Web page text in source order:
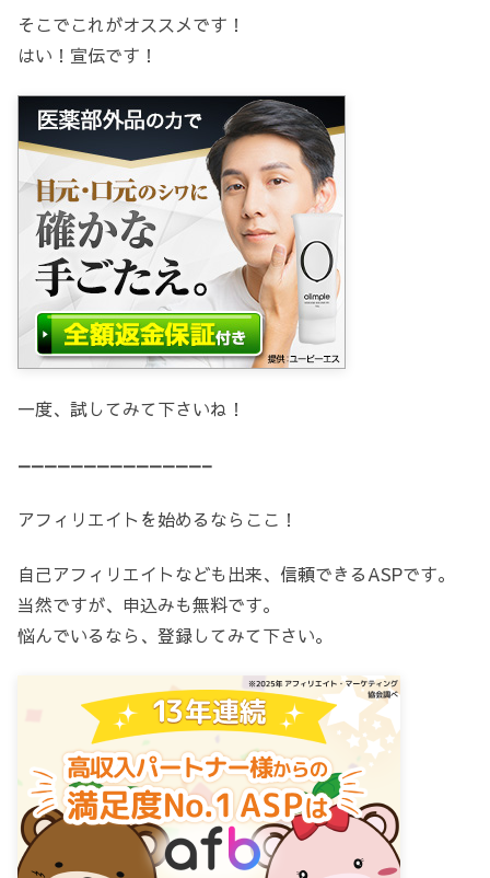
そこでこれがオススメです！
はい！宣伝です！
一度、試してみて下さいね！
——————————————–
アフィリエイトを始めるならここ！
自己アフィリエイトなども出来、信頼できるASPです。
当然ですが、申込みも無料です。
悩んでいるなら、登録してみて下さい。